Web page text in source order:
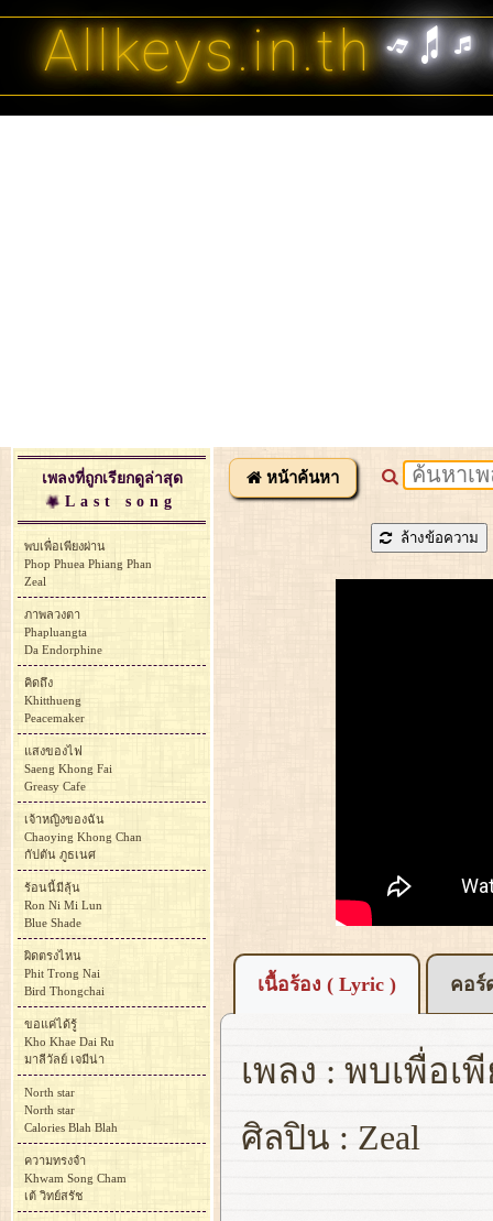
Allkeys.in.th
หน้าค้นหา
ล้างข้อความ
เนื้อร้อง ( Lyric ) คอร์
เพลง : พบเพื่อเ
ศิลปิน : Zeal
เพลงที่ถูกเรียกดูล่าสุด
Last song
พบเพื่อเพียงผ่าน
Phop Phuea Phiang Phan
Zeal
ภาพลวงตา
Phapluangta
Da Endorphine
คิดถึง
Khitthueng
Peacemaker
แสงของไฟ
Saeng Khong Fai
Greasy Cafe
เจ้าหญิงของฉัน
Chaoying Khong Chan
กัปตัน ภูธเนศ
ร้อนนี้มีลุ้น
Ron Ni Mi Lun
Blue Shade
ผิดตรงไหน
Phit Trong Nai
Bird Thongchai
ขอแค่ได้รู้
Kho Khae Dai Ru
มาลีวัลย์ เจมีน่า
North star
North star
Calories Blah Blah
ความทรงจำ
Khwam Song Cham
เต้ วิทย์สรัช